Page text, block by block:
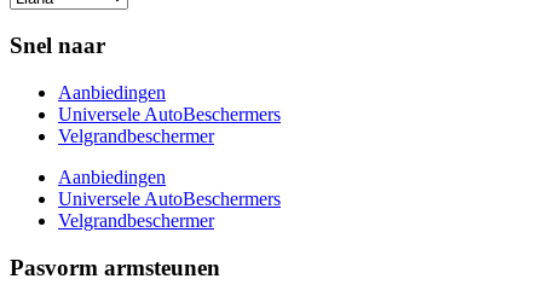
Snel naar
Aanbiedingen
Universele AutoBeschermers
Velgrandbeschermer
Aanbiedingen
Universele AutoBeschermers
Velgrandbeschermer
Pasvorm armsteunen